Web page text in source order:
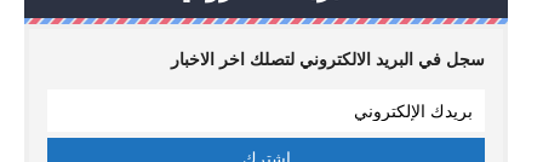
سجل في البريد الالكتروني لتصلك اخر الاخبار